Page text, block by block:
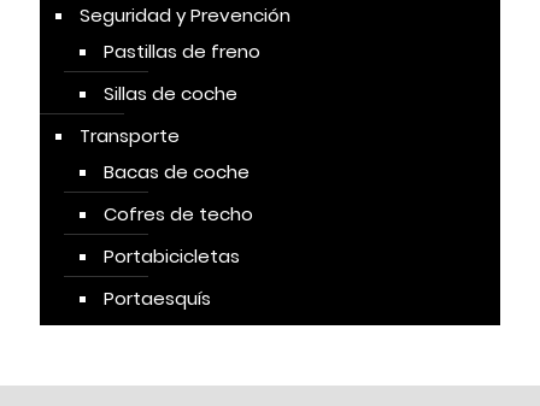
Seguridad y Prevención
Pastillas de freno
Sillas de coche
Transporte
Bacas de coche
Cofres de techo
Portabicicletas
Portaesquís